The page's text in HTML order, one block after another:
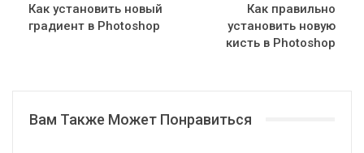
Как установить новый
градиент в Photoshop
Как правильно
установить новую
кисть в Photoshop
Вам Также Может Понравиться